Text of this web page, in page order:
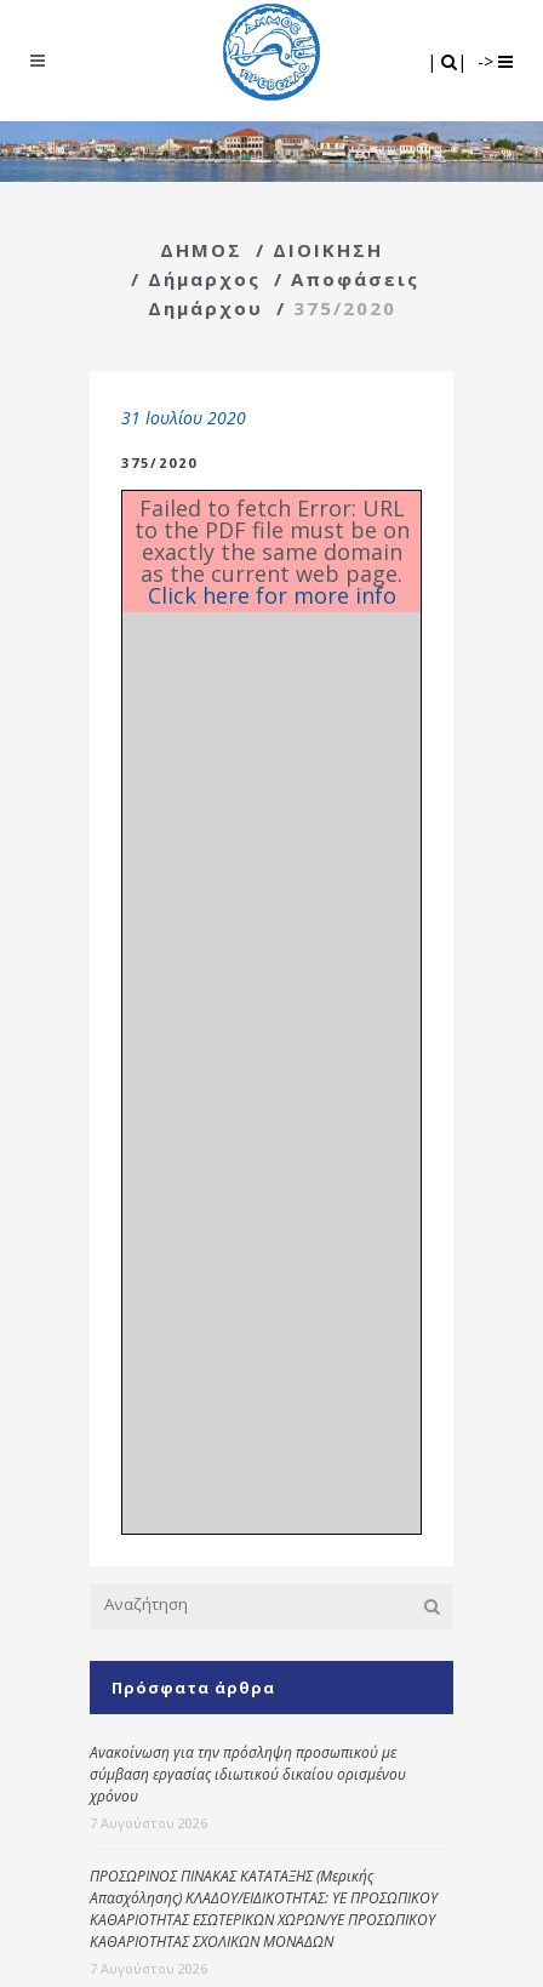
| | ->
ΔΗΜΟΣ / ΔΙΟΙΚΗΣΗ
/ Δήμαρχος / Αποφάσεις
Δημάρχου
/ 375/2020
31 Ιουλίου 2020
375/2020
Failed to fetch Error: URL
to the PDF file must be on
exactly the same domain
as the current web page.
Click here for more info
Πρόσφατα άρθρα
Ανακοίνωση για την πρόσληψη προσωπικού με
σύμβαση εργασίας ιδιωτικού δικαίου ορισμένου
χρόνου
7 Αυγούστου 2026
ΠΡΟΣΩΡΙΝΟΣ ΠΙΝΑΚΑΣ ΚΑΤΑΤΑΞΗΣ (Μερικής
Απασχόλησης) ΚΛΑΔΟΥ/ΕΙΔΙΚΟΤΗΤΑΣ: ΥΕ ΠΡΟΣΩΠΙΚΟΥ
ΚΑΘΑΡΙΟΤΗΤΑΣ ΕΣΩΤΕΡΙΚΩΝ ΧΩΡΩΝ/ΥΕ ΠΡΟΣΩΠΙΚΟΥ
ΚΑΘΑΡΙΟΤΗΤΑΣ ΣΧΟΛΙΚΩΝ ΜΟΝΑΔΩΝ
7 Αυγούστου 2026